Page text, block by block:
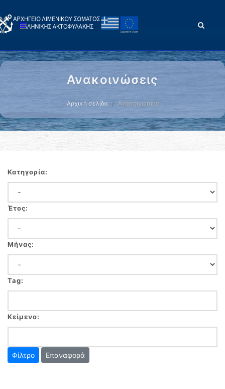
Ανακοινώσεις
Αρχική σελίδα Ανακοινώσεις
Κατηγορία:
Έτος:
Μήνας:
Tag:
Κείμενο:
Επαναφορά